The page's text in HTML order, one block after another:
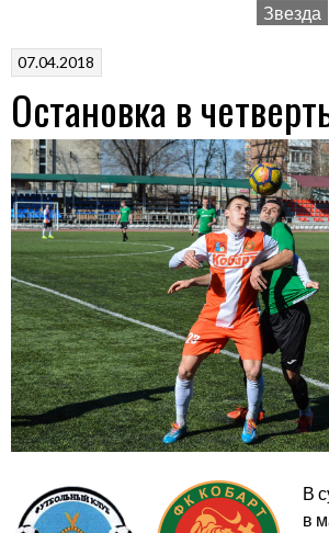
областном
Звезда
07.04.2018
Остановка в
В
в